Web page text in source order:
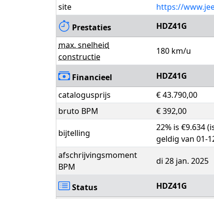
site
https://
Prestaties
HDZ41G
max. snelheid
constructie
180 km/u
Financieel
HDZ41G
catalogusprijs
€ 43.790,00
bruto BPM
€ 392,00
bijtelling
22% is €9.634
geldig van 01-
afschrijvingsmoment
BPM
di 28 jan. 2025
Status
HDZ41G